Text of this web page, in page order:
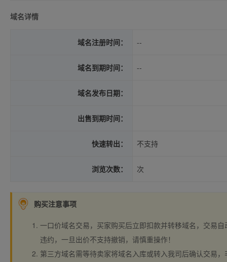
域名详情
域名注册时间： --
域名到期时间： --
域名发布日期：
出售到期时间：
快速转出： 不支持
浏览次数： 次
购买注意事项
一口价域名交易，买家购买后立即扣款并转移域名，交易
违约，一旦出价不支持撤销，请慎重操作！
第三方域名需等待卖家将域名入库或转入我司后确认交易